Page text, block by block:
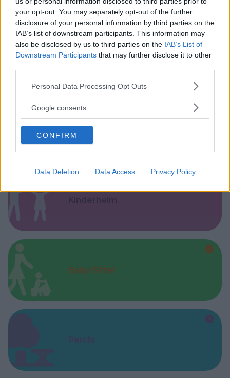
your opt-out. You may separately opt-out of the further
disclosure of your personal information by third parties on the
IAB’s list of downstream participants. This information may
also be disclosed by us to third parties on the IAB’s List of
Downstream Participants that may further disclose it to other
Please note that this website/app uses one or more Google
not limited to your visit or usage behaviour. You may click to
use your data for below specified purposes in below Google
consent section.
Personal Data Processing Opt Outs
Google consents
CONFIRM
Data Deletion Data Access Privacy Policy
Asili Nido
Feste
Kinderheim
Baby Sitter
Parchi